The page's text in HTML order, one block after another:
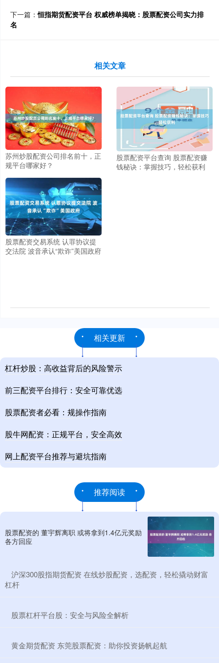
下一篇：恒指期货配资平台 权威榜单揭晓：股票配资公司实力排
名
相关文章
苏州炒股配资公司排名前十，正
规平台哪家好？
股票配资平台查询 股票配资赚
钱秘诀：掌握技巧，轻松获利
股票配资交易系统 认罪协议提
交法院 波音承认“欺诈”美国政府
相关更新
杠杆炒股：高收益背后的风险警示
前三配资平台排行：安全可靠优选
股票配资者必看：规操作指南
股牛网配资：正规平台，安全高效
网上配资平台推荐与避坑指南
推荐阅读
股票配资的 董宇辉离职 或将拿到1.4亿元奖励
各方回应
​沪深300股指期货配资 在线炒股配资，选配资，轻松撬动财富
杠杆
​股票杠杆平台股：安全与风险全解析
​黄金期货配资 东莞股票配资：助你投资扬帆起航